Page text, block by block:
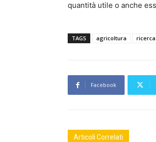
quantità utile o anche
TAGS agricoltura
Facebook
Articoli Correlati